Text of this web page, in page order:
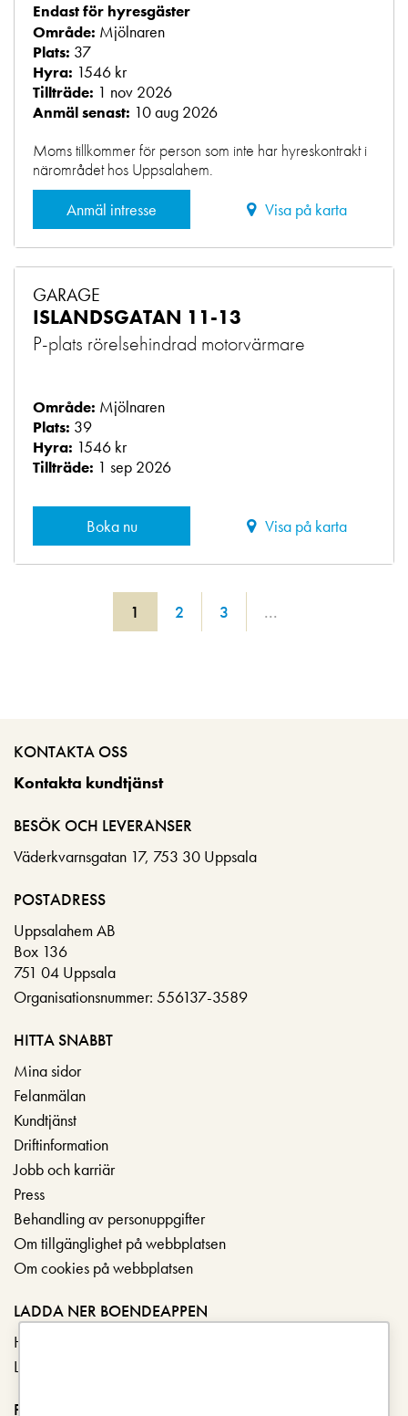
Endast för hyresgäster
Område: Mjölnaren
Plats: 37
Hyra: 1546 kr
Tillträde: 1 nov 2026
Anmäl senast: 10 aug 2026
Moms tillkommer för person som inte har hyreskontrakt i
närområdet hos Uppsalahem.
Anmäl intresse
Visa på karta
GARAGE
ISLANDSGATAN 11-13
P-plats rörelsehindrad motorvärmare
Område: Mjölnaren
Plats: 39
Hyra: 1546 kr
Tillträde: 1 sep 2026
Boka nu Visa på karta
1 2 3 ...
KONTAKTA OSS
Kontakta kundtjänst
BESÖK OCH LEVERANSER
Väderkvarnsgatan 17, 753 30 Uppsala
POSTADRESS
Uppsalahem AB
Box 136
751 04 Uppsala
Organisationsnummer: 556137-3589
HITTA SNABBT
Mina sidor
Felanmälan
Kundtjänst
Driftinformation
Jobb och karriär
Press
Behandling av personuppgifter
Om tillgänglighet på webbplatsen
Om cookies på webbplatsen
LADDA NER BOENDEAPPEN
Hämta i App Store
Ladda ner på Google Play
FÖLJ OSS